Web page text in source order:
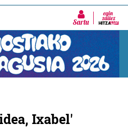
Sartu
Ixabel'